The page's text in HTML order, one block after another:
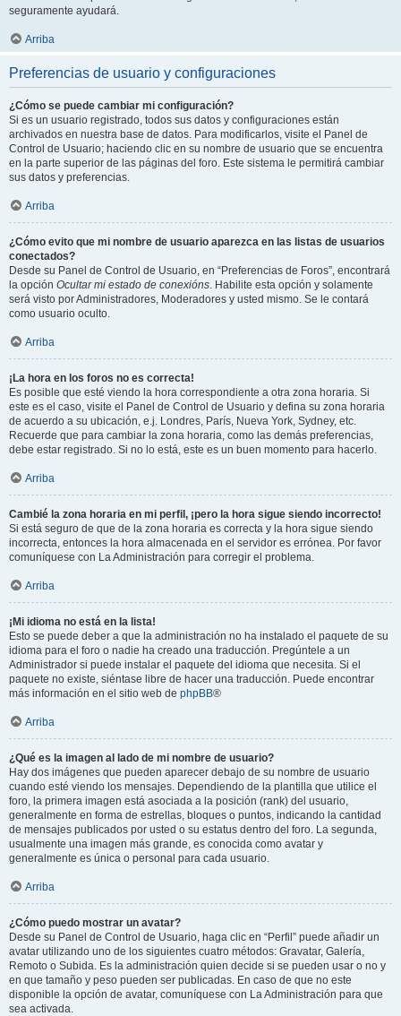
seguramente ayudará.
Arriba
Preferencias de usuario y configuraciones
¿Cómo se puede cambiar mi configuración?
Si es un usuario registrado, todos sus datos y configuraciones están
archivados en nuestra base de datos. Para modificarlos, visite el Panel de
Control de Usuario; haciendo clic en su nombre de usuario que se encuentra
en la parte superior de las páginas del foro. Este sistema le permitirá cambiar
sus datos y preferencias.
Arriba
¿Cómo evito que mi nombre de usuario aparezca en las listas de usuarios
conectados?
Desde su Panel de Control de Usuario, en “Preferencias de Foros”, encontrará
la opción Ocultar mi estado de conexións. Habilite esta opción y solamente
será visto por Administradores, Moderadores y usted mismo. Se le contará
como usuario oculto.
Arriba
¡La hora en los foros no es correcta!
Es posible que esté viendo la hora correspondiente a otra zona horaria. Si
este es el caso, visite el Panel de Control de Usuario y defina su zona horaria
de acuerdo a su ubicación, e.j. Londres, París, Nueva York, Sydney, etc.
Recuerde que para cambiar la zona horaria, como las demás preferencias,
debe estar registrado. Si no lo está, este es un buen momento para hacerlo.
Arriba
Cambié la zona horaria en mi perfil, ¡pero la hora sigue siendo incorrecto!
Si está seguro de que de la zona horaria es correcta y la hora sigue siendo
incorrecta, entonces la hora almacenada en el servidor es errónea. Por favor
comuníquese con La Administración para corregir el problema.
Arriba
¡Mi idioma no está en la lista!
Esto se puede deber a que la administración no ha instalado el paquete de su
idioma para el foro o nadie ha creado una traducción. Pregúntele a un
Administrador si puede instalar el paquete del idioma que necesita. Si el
paquete no existe, siéntase libre de hacer una traducción. Puede encontrar
más información en el sitio web de phpBB®
Arriba
¿Qué es la imagen al lado de mi nombre de usuario?
Hay dos imágenes que pueden aparecer debajo de su nombre de usuario
cuando esté viendo los mensajes. Dependiendo de la plantilla que utilice el
foro, la primera imagen está asociada a la posición (rank) del usuario,
generalmente en forma de estrellas, bloques o puntos, indicando la cantidad
de mensajes publicados por usted o su estatus dentro del foro. La segunda,
usualmente una imagen más grande, es conocida como avatar y
generalmente es única o personal para cada usuario.
Arriba
¿Cómo puedo mostrar un avatar?
Desde su Panel de Control de Usuario, haga clic en “Perfil” puede añadir un
avatar utilizando uno de los siguientes cuatro métodos: Gravatar, Galería,
Remoto o Subida. Es la administración quien decide si se pueden usar o no y
en que tamaño y peso pueden ser publicadas. En caso de que no este
disponible la opción de avatar, comuníquese con La Administración para que
sea activada.